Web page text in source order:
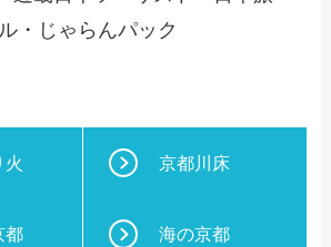
・じゃらんパック
火 京都川床
都 海の京都